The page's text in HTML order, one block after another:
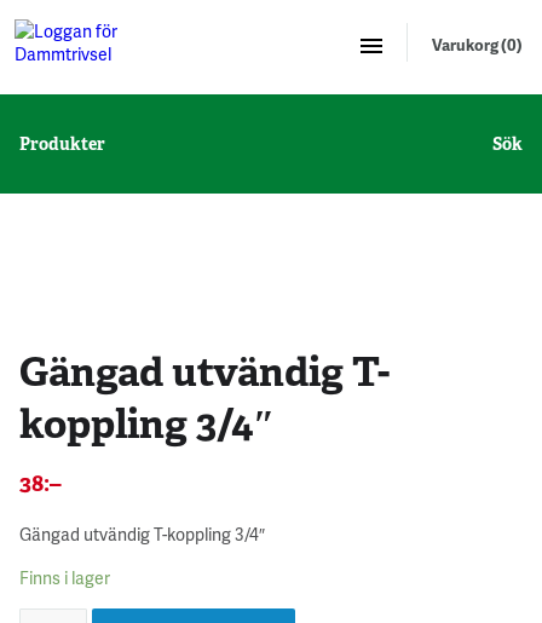
Varukorg (0)
Produkter Sök
Gängad utvändig T-
koppling 3/4″
38:–
Gängad utvändig T-koppling 3/4″
Finns i lager